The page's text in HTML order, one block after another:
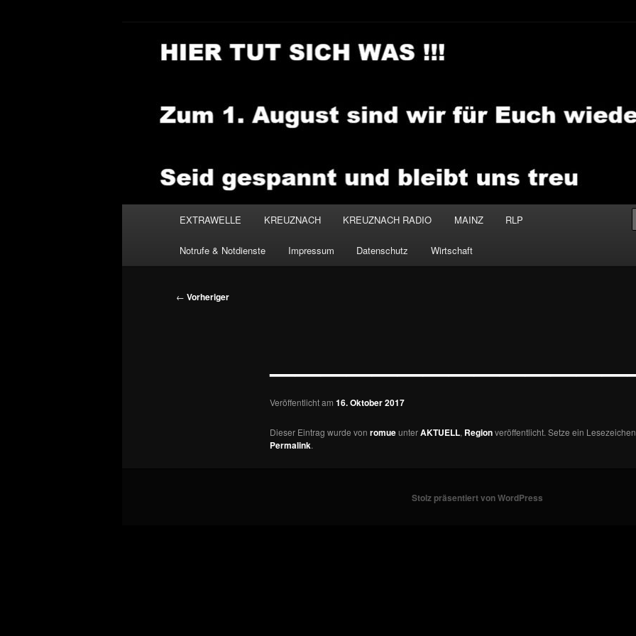
EXTRAWELLE KREUZNACH KREUZNACH RADIO MAINZ RLP
Notrufe & Notdienste Impressum Datenschutz Wirtschaft
Beitragsnavigation
← Vorheriger
Veröffentlicht am 16. Oktober 2017
Dieser Eintrag wurde von romueunterAKTUELL, Regionveröffentlicht. Setze ein
Permalink.
Stolz präsentiert von WordPress